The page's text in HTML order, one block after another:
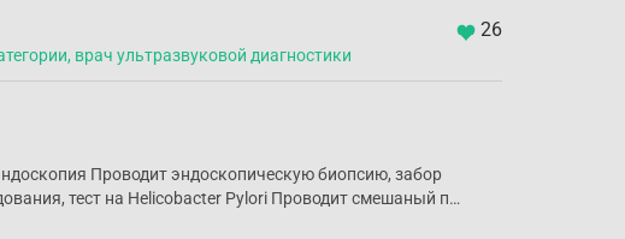
26
врач ультразвуковой диагностики
Проводит эндоскопическую биопсию, забор
тест на Helicobacter Pylori Проводит смешаный п…